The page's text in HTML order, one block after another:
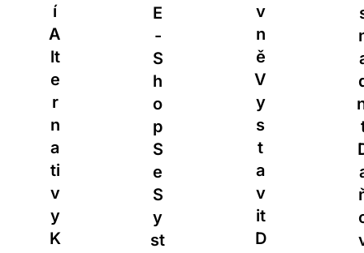
E
-
S
H
O
P
S
E
S
Y
St
V
N
Ě
V
Y
S
T
A
V
It
D
S
N
A
D
Ni
T
D
A
Ň
O
V